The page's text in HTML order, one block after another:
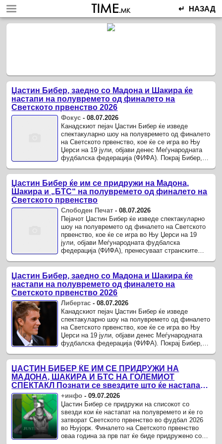
↵ НАЗАД
Џастин Бибер, заедно со Мадона и Шакира ќе
настапи на полувремето од финалето на
Светското првенство 2026
Фокус -08.07.2026
Канадскиот пејач Џастин Бибер ќе изведе
спектакуларно шоу на полувремето од финалето
на Светското првенство, кое ќе се игра во Њу
Џерси на 19 јули, објави денес Меѓународната
фудбалска федерација (ФИФА). Покрај Бибер,
настапат и ѕвезди како ...
Џастин Бибер ќе им се придружи на Мадона,
Шакира и „БТС“ на полувремето од финалето на
Светското првенство
Слободен Печат -08.07.2026
Пејачот Џастин Бибер ќе изведе спектакуларно
шоу на полувремето од финалето на Светското
првенство, кое ќе се игра во Њу Џерси на 19
јули, објави Меѓународната фудбалска
федерација (ФИФА), пренесуваат странските
Џастин Бибер, заедно со Мадона и Шакира ќе
настапи на полувремето од финалето на
Светското првенство 2026
Либертас -08.07.2026
Канадскиот пејач Џастин Бибер ќе изведе
спектакуларно шоу на полувремето од финалето
на Светското првенство, кое ќе се игра во Њу
Џерси на 19 јули, објави денес Меѓународната
фудбалска федерација (ФИФА). Покрај Бибер,
настапат и ѕвезди како ...
ЏАСТИН БИБЕР ЌЕ ИМ СЕ ПРИДРУЖИ НА
МАДОНА, ШАКИРА И БТС НА ГОЛЕМИОТ
СПЕКТАКЛ Познати се ѕвездите што ќе настапат
на полувремето од финалето на Мундијалот
+инфо -09.07.2026
Џастин Бибер се придружи на списокот со
ѕвезди кои ќе настапат на полувремето и ќе го
затворат Светското првенство во фудбал 2026
во Њујорк. Финалето на Светското првенство
оваа година за прв пат ќе биде придружено со